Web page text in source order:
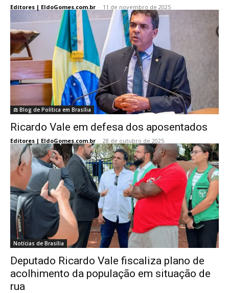
Editores | EldoGomes.com.br - 11 de novembro de 2025
⚖️ Blog de Política em Brasília
Ricardo Vale em defesa dos aposentados
Editores | EldoGomes.com.br - 28 de outubro de 2025
Notícias de Brasília
Deputado Ricardo Vale fiscaliza plano de
acolhimento da população em situação de
rua